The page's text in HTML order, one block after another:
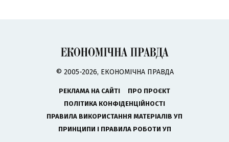
© 2005-2026, ЕКОНОМІЧНА ПРАВДА
РЕКЛАМА НА САЙТІ
ПРО ПРОЄКТ
ПОЛІТИКА КОНФІДЕНЦІЙНОСТІ
ПРАВИЛА ВИКОРИСТАННЯ МАТЕРІАЛІВ УП
ПРИНЦИПИ І ПРАВИЛА РОБОТИ УП